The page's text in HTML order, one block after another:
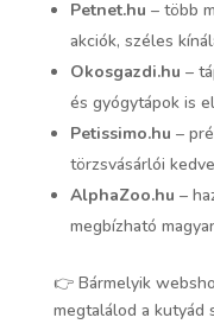
Petnet.hu – több
akciók, széles
Okosgazdi.hu –
és gyógytápok is
Petissimo.hu –
törzsvásárlói
AlphaZoo.hu –
megbízható
👉 Bármelyik
megtalálod a kutyád